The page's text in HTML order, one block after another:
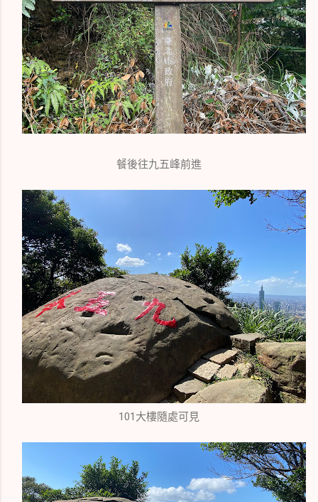
餐後往九五峰前進
101大樓隨處可見